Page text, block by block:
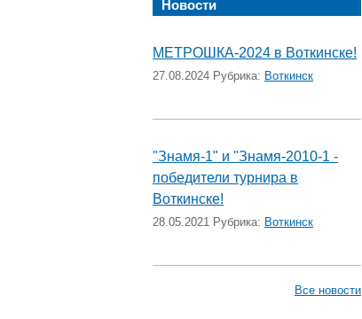
Новости
МЕТРОШКА-2024 в Воткинске!
27.08.2024 Рубрика: Воткинск
"Знамя-1" и "Знамя-2010-1 -
победители турнира в
Воткинске!
28.05.2021 Рубрика: Воткинск
Все новости